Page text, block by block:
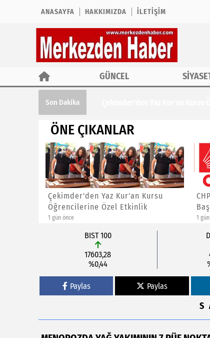
ANASAYFA HAKKIMIZDA İLETIŞIM
GÜNCEL
Son Dakika
ÖNE ÇIKANLAR
Çekimder'den Yaz Kur'an Kursu
Öğrencilerine Özel Etkinlik
1 gün önce 1 gün
BIST 100
17603,28
%0,44
Paylas Paylas